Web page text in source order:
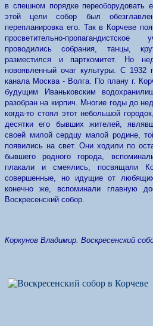
в спешном порядке переоборудовать
этой цели собор был
перепланировка его. Так в Корчеве
просветительно-
проводились собрания, танцы,
разместился и парткомитет. Но
новоявленный очаг культуры. С 1932
канала Москва - Волга. По плану г.
будущим Иваньковским
разобран на кирпич. Многие годы до
когда-то стоял этот небольшой
десятки его бывших жителей,
своей милой сердцу малой родине,
появились на свет. Они ходили по
бывшего родного города,
плакали и смеялись, посвящали
совершенные, но идущие от
конечно же, вспоминали главную
Воскресенский собор.
Коркунов Владимир. Воскресенский